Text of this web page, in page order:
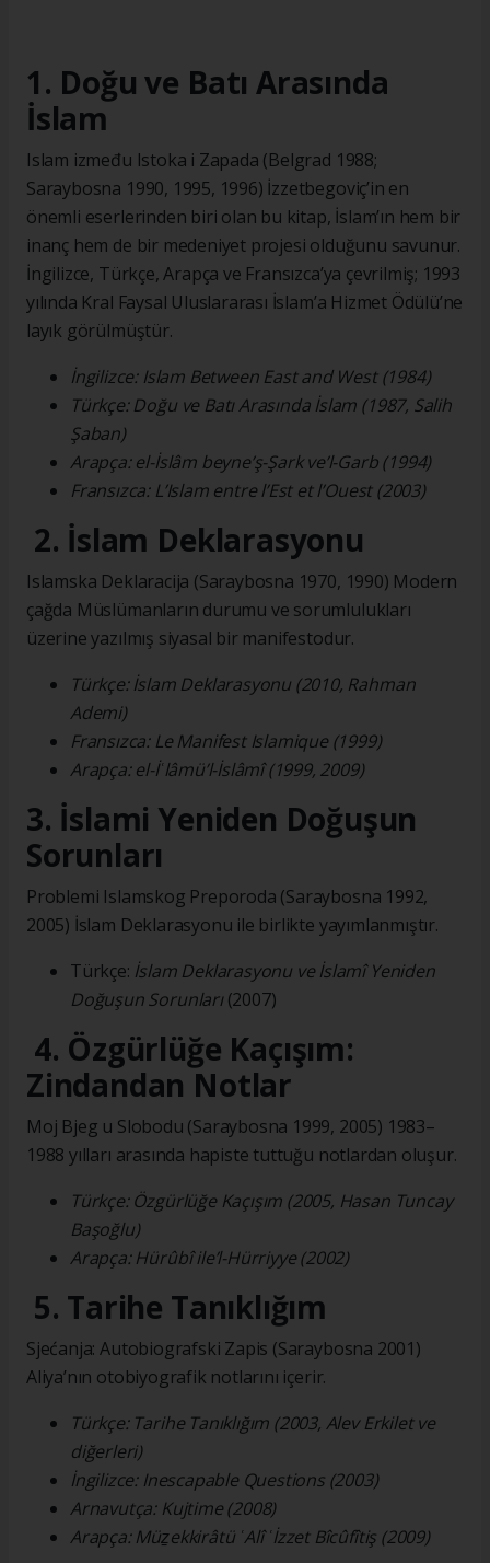
1. Doğu ve Batı Arasında
İslam
Islam između Istoka i Zapada (Belgrad 1988;
Saraybosna 1990, 1995, 1996) İzzetbegoviç’in en
önemli eserlerinden biri olan bu kitap, İslam’ın hem bir
inanç hem de bir medeniyet projesi olduğunu savunur.
İngilizce, Türkçe, Arapça ve Fransızca’ya çevrilmiş; 1993
yılında Kral Faysal Uluslararası İslam’a Hizmet Ödülü’ne
layık görülmüştür.
İngilizce: Islam Between East and West (1984)
Türkçe: Doğu ve Batı Arasında İslam (1987, Salih
Şaban)
Arapça: el-İslâm beyne’ş-Şark ve’l-Garb (1994)
Fransızca: L’Islam entre l’Est et l’Ouest (2003)
2. İslam Deklarasyonu
Islamska Deklaracija (Saraybosna 1970, 1990) Modern
çağda Müslümanların durumu ve sorumlulukları
üzerine yazılmış siyasal bir manifestodur.
Türkçe: İslam Deklarasyonu (2010, Rahman
Ademi)
Fransızca: Le Manifest Islamique (1999)
Arapça: el-İʿlâmü’l-İslâmî (1999, 2009)
3. İslami Yeniden Doğuşun
Sorunları
Problemi Islamskog Preporoda (Saraybosna 1992,
2005) İslam Deklarasyonu ile birlikte yayımlanmıştır.
Türkçe: İslam Deklarasyonu ve İslamî Yeniden
Doğuşun Sorunları(2007)
4. Özgürlüğe Kaçışım:
Zindandan Notlar
Moj Bjeg u Slobodu (Saraybosna 1999, 2005) 1983–
1988 yılları arasında hapiste tuttuğu notlardan oluşur.
Türkçe: Özgürlüğe Kaçışım (2005, Hasan Tuncay
Başoğlu)
Arapça: Hürûbî ile’l-Hürriyye (2002)
5. Tarihe Tanıklığım
Sjećanja: Autobiografski Zapis (Saraybosna 2001)
Aliya’nın otobiyografik notlarını içerir.
Türkçe: Tarihe Tanıklığım (2003, Alev Erkilet ve
diğerleri)
İngilizce: Inescapable Questions (2003)
Arnavutça: Kujtime (2008)
Arapça: Müẕekkirâtü ʿAlî ʿİzzet Bîcûfîtiş (2009)